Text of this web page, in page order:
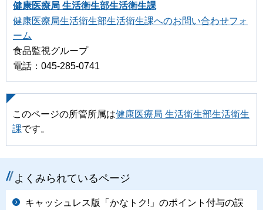
健康医療局 生活衛生部生活衛生課
健康医療局生活衛生部生活衛生課へのお問い合わせフォ
ーム
食品監視グループ
電話：045-285-0741
このページの所管所属は健康医療局 生活衛生部生活衛生
課です。
よくみられているページ
キャッシュレス版「かなトク!」のポイント付与の誤